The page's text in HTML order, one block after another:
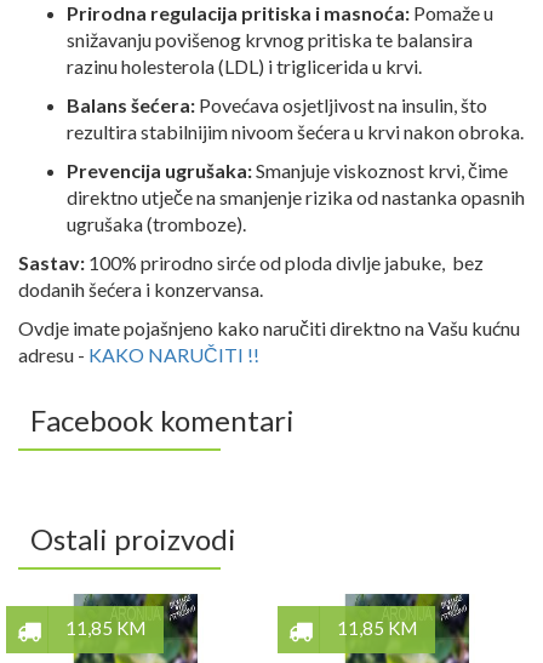
Prirodna regulacija pritiska i masnoća: Pomaže u
snižavanju povišenog krvnog pritiska te balansira
razinu holesterola (LDL) i triglicerida u krvi.
Balans šećera: Povećava osjetljivost na insulin, što
rezultira stabilnijim nivoom šećera u krvi nakon obroka.
Prevencija ugrušaka:Smanjuje viskoznost krvi, čime
direktno utječe na smanjenje rizika od nastanka opasnih
ugrušaka (tromboze).
Sastav: 100% prirodno sirće od ploda divlje jabuke, bez
dodanih šećera i konzervansa.
Ovdje imate pojašnjeno kako naručiti direktno na Vašu kućnu
adresu - KAKO NARUČITI !!
Facebook komentari
Ostali proizvodi
11,85 KM 11,85 KM